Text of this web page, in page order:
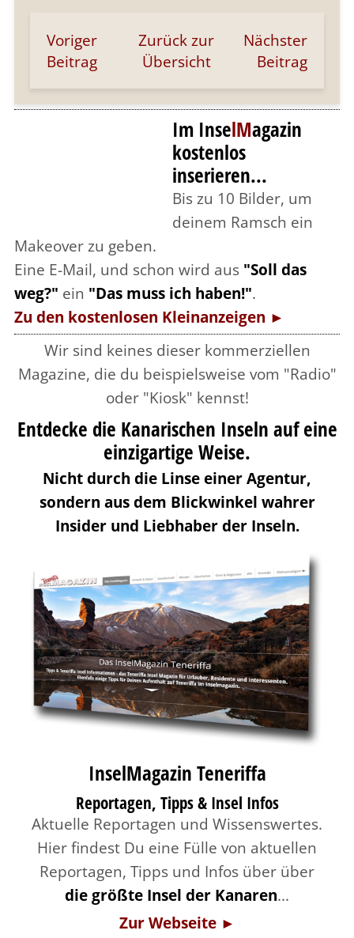
Voriger
Beitrag
Zurück zur
Übersicht
Nächster
Beitrag
Im InselMagazin
kostenlos
inserieren...
Bis zu 10 Bilder, um
deinem Ramsch ein
Makeover zu geben.
Eine E-Mail, und schon wird aus"Soll das
weg?" ein "Das muss ich haben!".
Zu den kostenlosen Kleinanzeigen ►
Wir sind keines dieser kommerziellen
Magazine, die du beispielsweise vom "Radio"
oder "Kiosk" kennst!
Entdecke die Kanarischen Inseln auf eine
einzigartige Weise.
Nicht durch die Linse einer Agentur,
sondern aus dem Blickwinkel wahrer
Insider und Liebhaber der Inseln.
InselMagazin Teneriffa
Reportagen, Tipps & Insel Infos
Aktuelle Reportagen und Wissenswertes.
Hier findest Du eine Fülle von aktuellen
Reportagen, Tipps und Infos über über
die größte Insel der Kanaren...
Zur Webseite ►